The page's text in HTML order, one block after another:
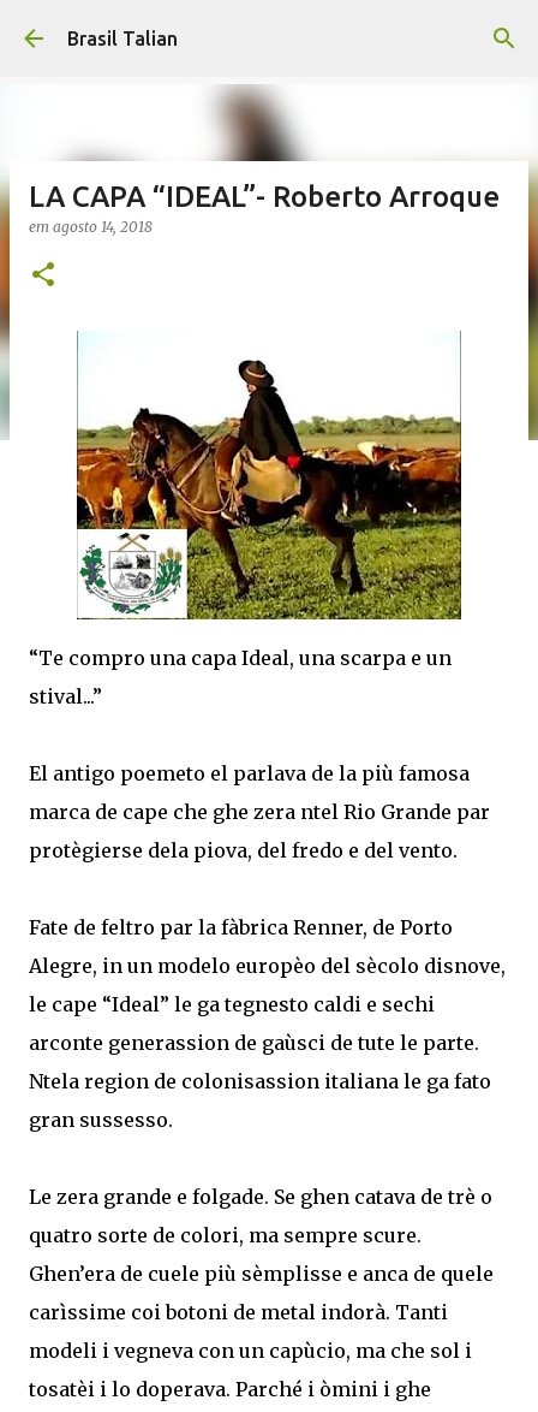
Pular para o conteúdo principal
Brasil Talian
LA CAPA “IDEAL”- Roberto Arroque
em agosto 14, 2018
“Te compro una capa Ideal, una scarpa e un
stival...”
El antigo poemeto el parlava de la più famosa
marca de cape che ghe zera ntel Rio Grande par
protègierse dela piova, del fredo e del vento.
Fate de feltro par la fàbrica Renner, de Porto
Alegre, in un modelo europèo del sècolo disnove,
le cape “Ideal” le ga tegnesto caldi e sechi
arconte generassion de gaùsci de tute le parte.
Ntela region de colonisassion italiana le ga fato
gran sussesso.
Le zera grande e folgade. Se ghen catava de trè o
quatro sorte de colori, ma sempre scure.
Ghen’era de cuele più sèmplisse e anca de quele
carìssime coi botoni de metal indorà. Tanti
modeli i vegneva con un capùcio, ma che sol i
tosatèi i lo doperava. Parché i òmini i ghe